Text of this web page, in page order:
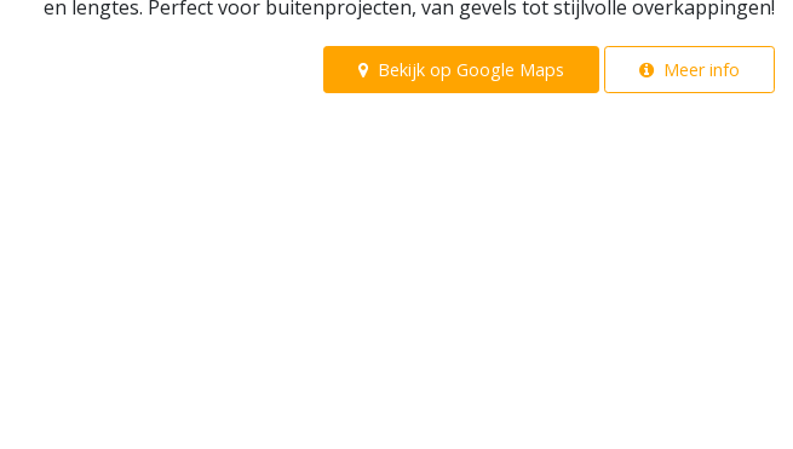
en lengtes. Perfect voor buitenprojecten, van gevels tot stijlvolle overkappingen!
Bekijk op Google Maps Meer info